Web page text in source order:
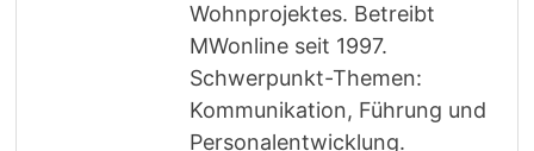
Wohnprojektes. Betreibt
MWonline seit 1997.
Schwerpunkt-Themen:
Kommunikation, Führung und
Personalentwicklung.